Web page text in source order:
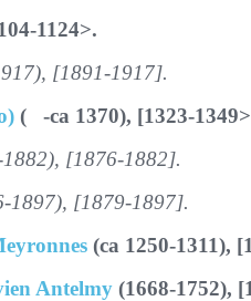
1124>.
[1891-1917].
( -ca 1370), [1323-
[1876-1882].
1897), [1879-1897].
(ca 1250-1311),
Antelmy (1668-1752),